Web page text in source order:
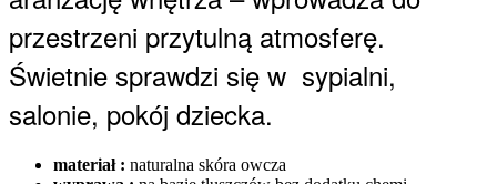
przestrzeni przytulną atmosferę.
Świetnie sprawdzi się w sypialni,
salonie, pokój dziecka.
materiał : naturalna skóra owcza